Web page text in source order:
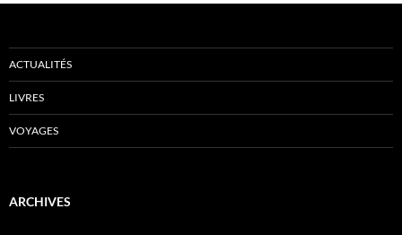
ACTUALITÉS
LIVRES
VOYAGES
ARCHIVES